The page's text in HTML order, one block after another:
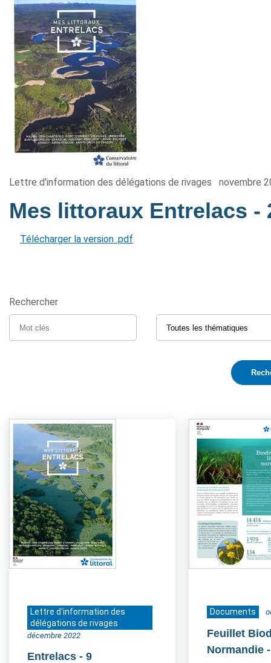
Lettre d'information des délégations de rivages novembre
Mes littoraux Entrelacs -
Télécharger la version .pdf
Rechercher
Lettre d'information des
délégations de rivages
décembre 2022
Entrelacs - 9
Documents
Feuillet
Normandie